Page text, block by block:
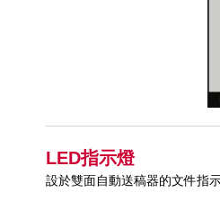
LED指示燈
設於雙面自動送稿器的文件指